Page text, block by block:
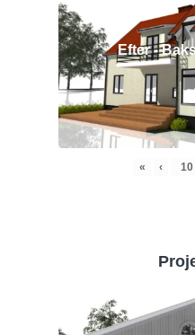
Efter -
« ‹